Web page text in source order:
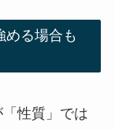
める場合も
性質」では